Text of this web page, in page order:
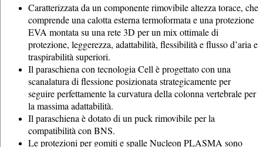
Caratterizzata da un componente rimovibile altezza torace, che
comprende una calotta esterna termoformata e una protezione
EVA montata su una rete 3D per un mix ottimale di
protezione, leggerezza, adattabilità, flessibilità e flusso d’aria e
traspirabilità superiori.
Il paraschiena con tecnologia Cell è progettato con una
scanalatura di flessione posizionata strategicamente per
seguire perfettamente la curvatura della colonna vertebrale per
la massima adattabilità.
Il paraschiena è dotato di un puck rimovibile per la
compatibilità con BNS.
Le protezioni per gomiti e spalle Nucleon PLASMA sono